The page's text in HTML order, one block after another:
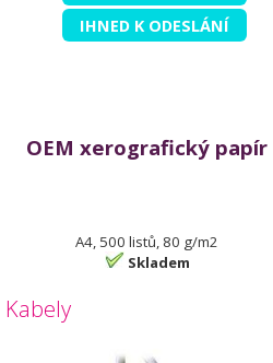
IHNED K ODESLÁNÍ
OEM xerografický papír
A4, 500 listů, 80 g/m2
Skladem
Kabely